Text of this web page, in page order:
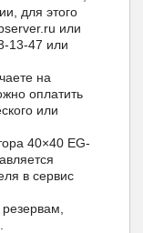
для этого
или
13-47 или
на
оплатить
или
40×40 EG-
в сервис